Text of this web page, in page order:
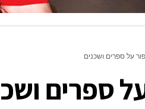
על ספרים ושכנים
ספרים